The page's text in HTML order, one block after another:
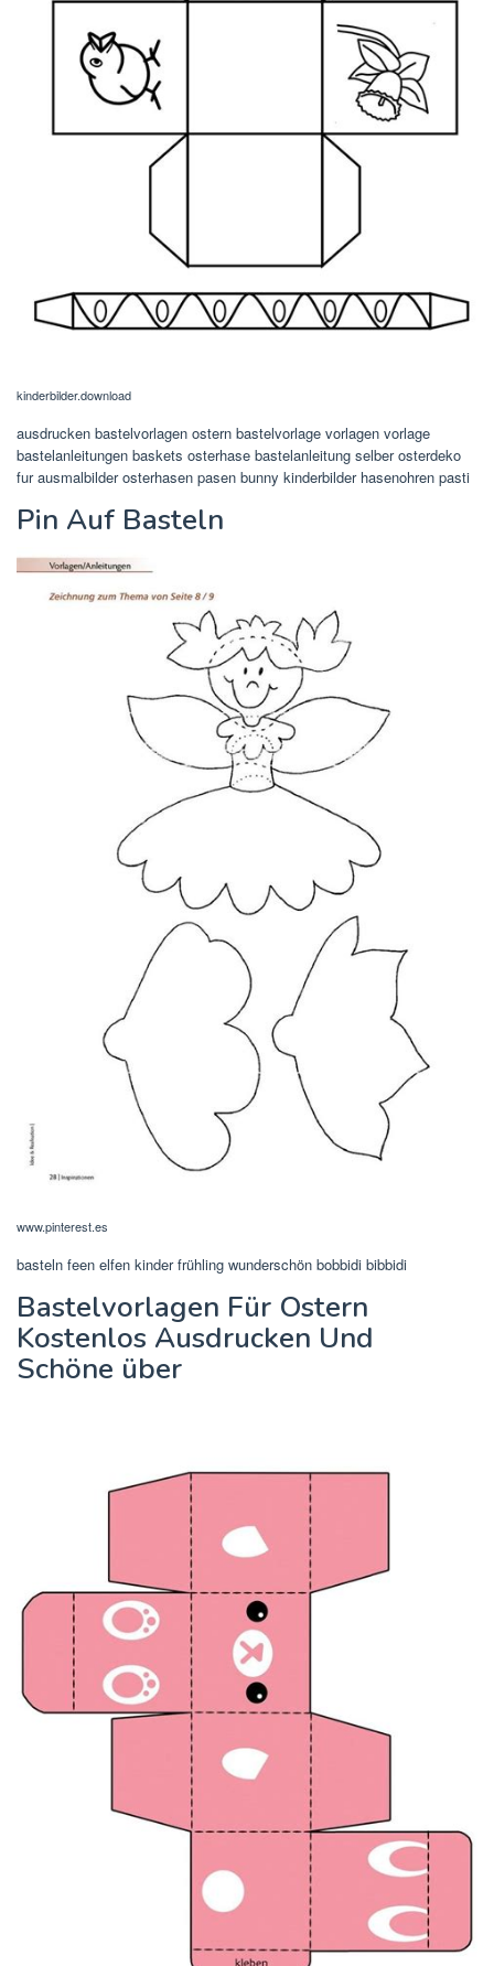
kinderbilder.download
ausdrucken bastelvorlagen ostern bastelvorlage vorlagen vorlage
bastelanleitungen baskets osterhase bastelanleitung selber osterdeko
fur ausmalbilder osterhasen pasen bunny kinderbilder hasenohren pasti
Pin Auf Basteln
www.pinterest.es
basteln feen elfen kinder frühling wunderschön bobbidi bibbidi
Bastelvorlagen Für Ostern
Kostenlos Ausdrucken Und
Schöne über